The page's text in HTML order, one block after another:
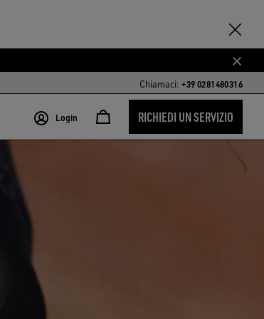
Chiamaci:+39 0281480316
Login RICHIEDI UN SERVIZIO